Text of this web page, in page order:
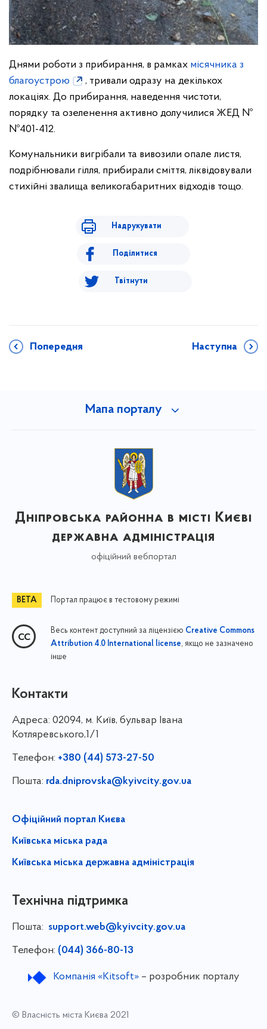
Днями роботи з прибирання, в рамках місячника з
благоустрою
, тривали одразу на декількох
локаціях. До прибирання, наведення чистоти,
порядку та озеленення активно долучилися ЖЕД №
№401-412.
Комунальники вигрібали та вивозили опале листя,
подрібнювали гілля, прибирали сміття, ліквідовували
стихійні звалища великогабаритних відходів тощо.
Надрукувати
Поділитися
Твітнути
Попередня Наступна
Мапа порталу
Дніпровська районна в місті Києві
державна адміністрація
офіційний вебпортал
Портал працює в тестовому режимі
Весь контент доступний за ліцензією Creative Commons
Attribution 4.0 International license, якщо не зазначено
інше
Контакти
Адреса: 02094, м. Київ, бульвар Івана
Котляревського,1/1
Телефон: +380 (44) 573-27-50
Пошта: rda.dniprovska@kyivcity.gov.ua
Офіційний портал Києва
Київська міська рада
Київська міська державна адміністрація
Технічна підтримка
Пошта: support.web@kyivcity.gov.ua
Телефон: (044) 366-80-13
Компанія «Kitsoft»– розробник порталу
© Власність міста Києва 2021